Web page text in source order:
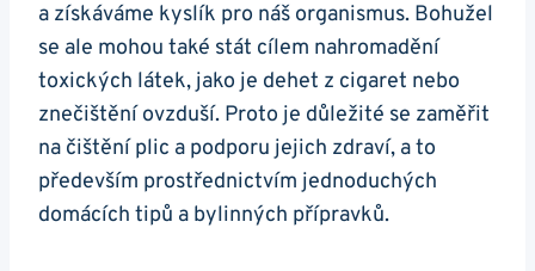
a ​získáváme kyslík ⁤pro náš organismus. Bohužel
se ⁤ale mohou ⁣také stát cílem nahromadění
toxických‍ látek, jako je dehet z⁤ cigaret nebo
znečištění ‍ovzduší. ⁤Proto je důležité se⁤ zaměřit‍
na čištění plic a podporu jejich zdraví, a to
především prostřednictvím jednoduchých
domácích‍ tipů a ‍bylinných ⁣přípravků.